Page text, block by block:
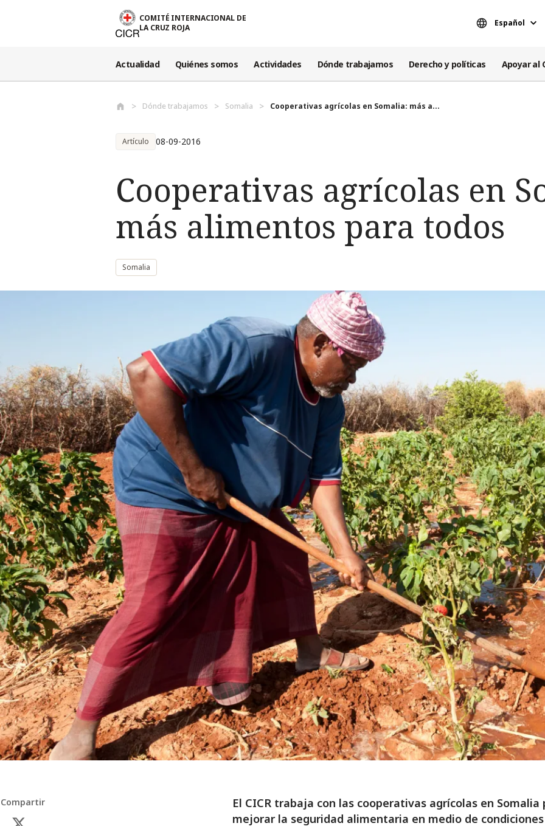
COMITÉ INTERNACIONAL DE
LA CRUZ ROJA
Español
Actualidad Quiénes somos Actividades Dónde trabajamos Derecho y políticas Apoyar al
Dónde trabajamos Somalia Cooperativas agrícolas en Somalia: más a...
Artículo 08-09-2016
Cooperativas agrícolas en
más alimentos para todos
Somalia
Compartir
El CICR trabaja con las cooperativas agrícolas en Somalia
mejorar la seguridad alimentaria en medio de condiciones